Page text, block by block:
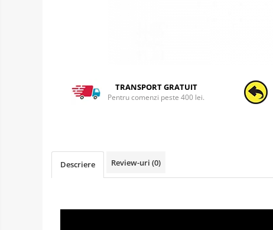
TRANSPORT GRATUIT
Pentru comenzi peste 400 lei.
Descriere Review-uri (0)